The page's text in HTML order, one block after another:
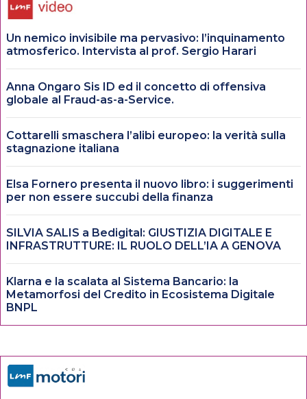
Un nemico invisibile ma pervasivo: l’inquinamento
atmosferico. Intervista al prof. Sergio Harari
Anna Ongaro Sis ID ed il concetto di offensiva
globale al Fraud-as-a-Service.
Cottarelli smaschera l’alibi europeo: la verità sulla
stagnazione italiana
Elsa Fornero presenta il nuovo libro: i suggerimenti
per non essere succubi della finanza
SILVIA SALIS a Bedigital: GIUSTIZIA DIGITALE E
INFRASTRUTTURE: IL RUOLO DELL’IA A GENOVA
Klarna e la scalata al Sistema Bancario: la
Metamorfosi del Credito in Ecosistema Digitale
BNPL